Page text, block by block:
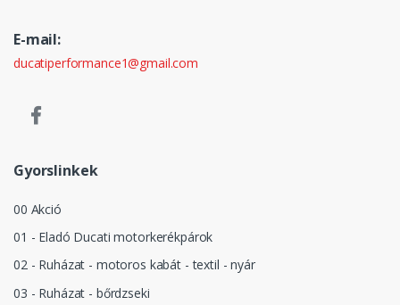
E-mail:
ducatiperformance1@gmail.com
Gyorslinkek
00 Akció
01 - Eladó Ducati motorkerékpárok
02 - Ruházat - motoros kabát - textil - nyár
03 - Ruházat - bőrdzseki